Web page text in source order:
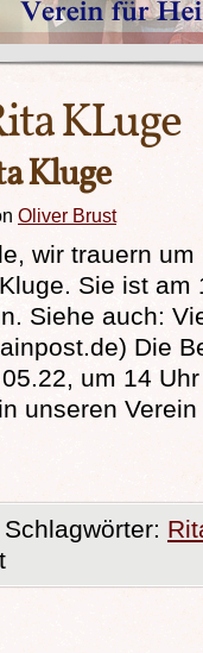
KLuge
Kluge
Oliver Brust
wir trauern um
Sie ist am
Siehe auch:
Die
um 14
unseren
Schlagwörter: